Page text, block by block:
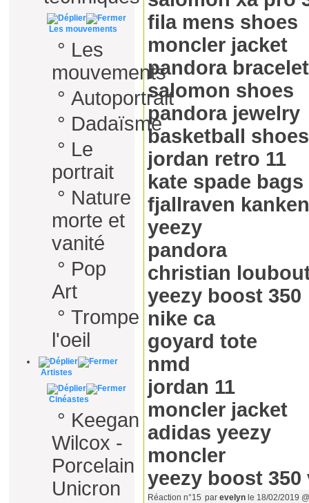
Les mouvements
° Les
mouvements
° Autoportrait
° Dadaïsme
° Le
portrait
° Nature
morte et
vanité
° Pop
Art
° Trompe
l'oeil
Artistes
Cinéastes
° Keegan
Wilcox -
Porcelain
Unicron
fila mens shoes
moncler jacket
pandora bracelet
salomon shoes
pandora jewelry
basketball shoes
jordan retro 11
kate spade bags
fjallraven
yeezy
pandora
christian
yeezy boost 350
nike ca
goyard tote
nmd
jordan 11
moncler jacket
adidas yeezy
moncler
yeezy boost 350
Réaction n°15 par evelyn le 18/02/2019